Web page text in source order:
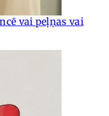
vai peļņas vai